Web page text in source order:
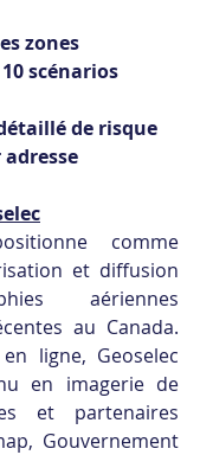
zones
scénarios
de risque
comme
et diffusion
aériennes
au Canada.
ligne, Geoselec
en imagerie de
et partenaires
Gouvernement